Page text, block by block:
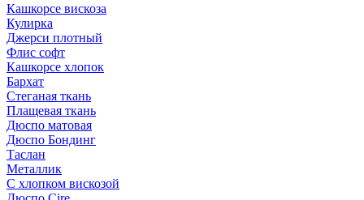
Кашкорсе вискоза
Кулирка
Джерси плотный
Флис софт
Кашкорсе хлопок
Бархат
Стеганая ткань
Плащевая ткань
Дюспо матовая
Дюспо Бондинг
Таслан
Металлик
С хлопком вискозой